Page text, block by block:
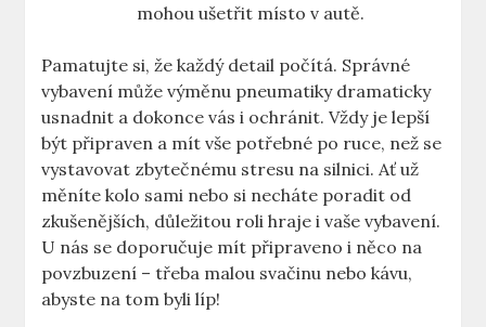
mohou ušetřit⁣ místo ‌v autě.
Pamatujte si, že každý detail počítá. Správné
vybavení⁤ může výměnu‍ pneumatiky dramaticky
usnadnit a dokonce vás i ochránit.‍ Vždy je lepší
být ⁣připraven a mít⁤ vše potřebné po ruce, než se
‍vystavovat⁤ zbytečnému stresu na silnici. Ať⁣ už
měníte⁢ kolo sami nebo si​ necháte poradit od
zkušenějších, důležitou ‌roli hraje i ‌vaše vybavení.
U nás se doporučuje ⁢mít ⁤připraveno i něco ‌na ​
povzbuzení – třeba ⁢malou svačinu ⁣nebo kávu,
abyste na tom byli líp!